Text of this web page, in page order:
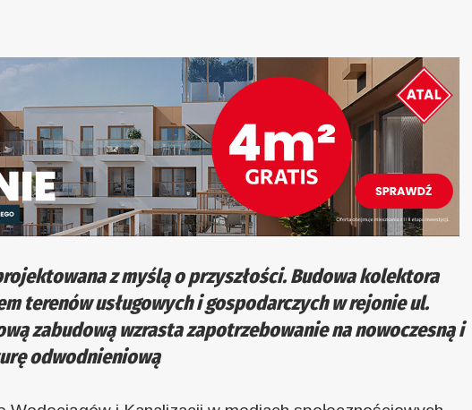
z myślą o przyszłości. Budowa kolektora
terenów usługowych i gospodarczych w rejonie ul.
zabudową wzrasta zapotrzebowanie na nowoczesną i
odwodnieniową